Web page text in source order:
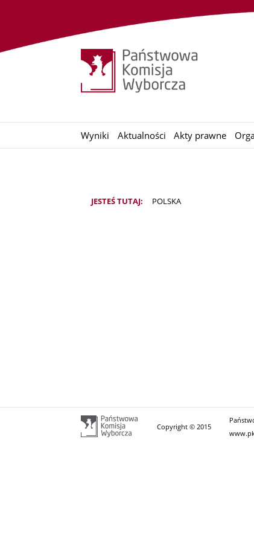
Wyniki Aktualności Akty prawne
JESTEŚ TUTAJ: POLSKA
Copyright © 2015